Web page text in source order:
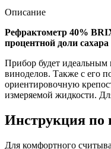
Описание
Рефрактометр 40%
процентной доли
Прибор будет
виноделов. Также с его
ориентировочную
измеряемой жидкости.
Инструкция по
Для комфортного